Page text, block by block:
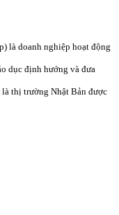
là doanh nghiệp hoạt động
dục định hướng và đưa
thị trường Nhật Bản được